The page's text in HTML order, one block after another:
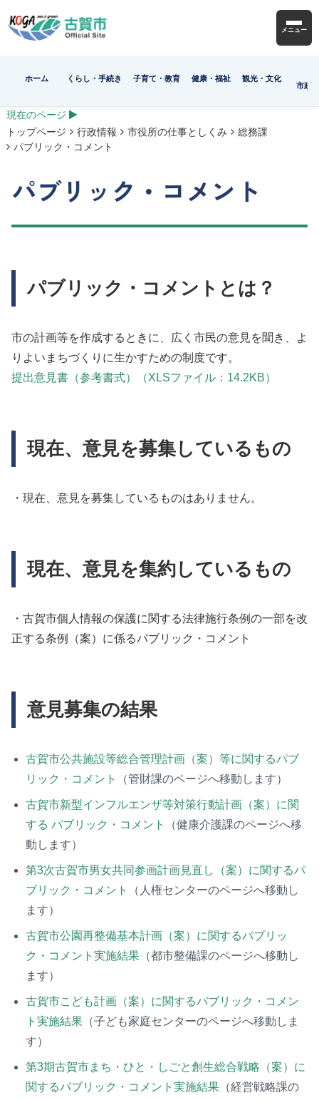
メニュー
ホーム くらし・手続き 子育て・教育 健康・福祉
観光・文化
市政
現在のページ
トップページ
行政情報 市役所の仕事としくみ
総務課
パブリック・コメント
パブリック・コメント
パブリック・コメントとは？
市の計画等を作成するときに、広く市民の意見を聞き、よ
りよいまちづくりに生かすための制度です。
提出意見書（参考書式）（XLSファイル：14.2KB）
現在、意見を募集しているもの
・現在、意見を募集しているものはありません。
現在、意見を集約しているもの
・古賀市個人情報の保護に関する法律施行条例の一部を改
正する条例（案）に係るパブリック・コメント
意見募集の結果
古賀市公共施設等総合管理計画（案）等に関するパブ
リック・コメント
（管財課のページへ移動します）
古賀市新型インフルエンザ等対策行動計画（案）に関
する パブリック・コメント
（健康介護課のページへ移
動します）
第3次古賀市男女共同参画計画見直し（案）に関するパ
ブリック・コメント
（人権センターのページへ移動し
ます）
古賀市公園再整備基本計画（案）に関するパブリッ
ク・コメント実施結果 （都市整備課のページへ移動し
ます）
古賀市こども計画（案）に関するパブリック・コメン
ト実施結果 （子ども家庭センターのページへ移動しま
す）
第3期古賀市まち・ひと・しごと創生総合戦略（案）に
関するパブリック・コメント実施結果 （経営戦略課の